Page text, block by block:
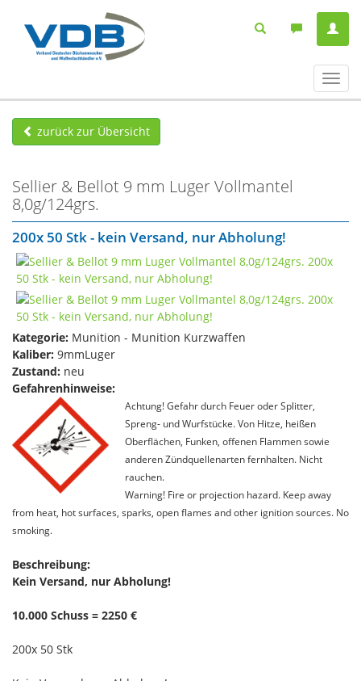
ein-/
zurück zur Übersicht
Sellier & Bellot 9 mm Luger Vollmantel
8,0g/124grs.
200x 50 Stk - kein Versand, nur Abholung!
Kategorie: Munition - Munition Kurzwaffen
Kaliber: 9mmLuger
Zustand: neu
Gefahrenhinweise:
Achtung! Gefahr durch Feuer oder Splitter,
Spreng- und Wurfstücke. Von Hitze, heißen
Oberflächen, Funken, offenen Flammen sowie
anderen Zündquellenarten fernhalten. Nicht
rauchen.
Warning! Fire or projection hazard. Keep away
from heat, hot surfaces, sparks, open flames and other ignition sources. No
smoking.
Beschreibung:
Kein Versand, nur Abholung!
10.000 Schuss = 2250 €
200x 50 Stk